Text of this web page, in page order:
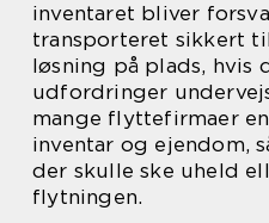
inventaret bliver
transporteret sikkert
løsning på plads, hvis
udfordringer
mange flyttefirmaer
inventar og ejendom,
der skulle ske uheld
flytningen.